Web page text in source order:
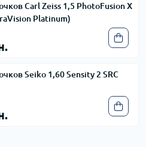
Carl Zeiss 1,5 PhotoFusion X
Platinum)
Seiko 1,60 Sensity 2 SRC